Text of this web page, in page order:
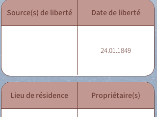
Source(s) de liberté Date de liberté
24.01.1849
Lieu de résidence Propriétaire(s)